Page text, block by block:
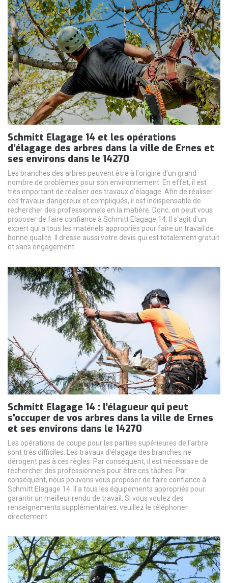
Schmitt Elagage 14 et les opérations
d'élagage des arbres dans la ville de Ernes et
ses environs dans le 14270
Les branches des arbres peuvent être à l'origine d'un grand
nombre de problèmes pour son environnement. En effet, il est
très important de réaliser des travaux d'élagage. Afin de réaliser
ces travaux dangereux et compliqués, il est indispensable de
rechercher des professionnels en la matière. Donc, on peut vous
proposer de faire confiance à Schmitt Elagage 14. Il s'agit d'un
expert qui a tous les matériels appropriés pour faire un travail de
bonne qualité. Il dresse aussi votre devis qui est totalement gratuit
et sans engagement.
Schmitt Elagage 14 : l'élagueur qui peut
s'occuper de vos arbres dans la ville de Ernes
et ses environs dans le 14270
Les opérations de coupe pour les parties supérieures de l'arbre
sont très difficiles. Les travaux d'élagage des branches ne
dérogent pas à ces règles. Par conséquent, il est nécessaire de
rechercher des professionnels pour être ces tâches. Par
conséquent, nous pouvons vous proposer de faire confiance à
Schmitt Elagage 14. Il a tous les équipements appropriés pour
garantir un meilleur rendu de travail. Si vous voulez des
renseignements supplémentaires, veuillez le téléphoner
directement.